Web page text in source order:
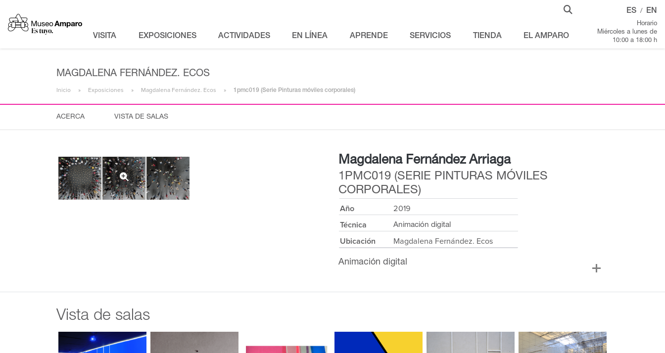
VISITA EXPOSICIONES ACTIVIDADES EN LÍNEA APRENDE SERVICIOS TIENDA EL AMPARO
ES / EN
Horario
Miércoles a lunes de
10:00 a 18:00 h
MAGDALENA FERNÁNDEZ. ECOS
Inicio Exposiciones Magdalena Fernández. Ecos 1pmc019 (Serie Pinturas móviles corporales)
ACERCA VISTA DE SALAS
Magdalena Fernández Arriaga
1PMC019 (SERIE PINTURAS MÓVILES
CORPORALES)
Año
2019
Técnica
Animación digital
Ubicación Magdalena Fernández. Ecos
Animación digital
Vista de salas